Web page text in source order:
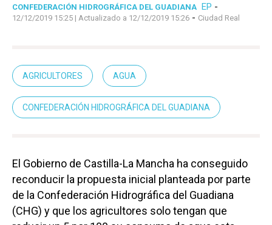
CONFEDERACIÓN HIDROGRÁFICA DEL GUADIANA EP -
12/12/2019 15:25 | Actualizado a 12/12/2019 15:26 - Ciudad Real
AGRICULTORES AGUA
CONFEDERACIÓN HIDROGRÁFICA DEL GUADIANA
El Gobierno de Castilla-La Mancha ha conseguido
reconducir la propuesta inicial planteada por parte
de la Confederación Hidrográfica del Guadiana
(CHG) y que los agricultores solo tengan que